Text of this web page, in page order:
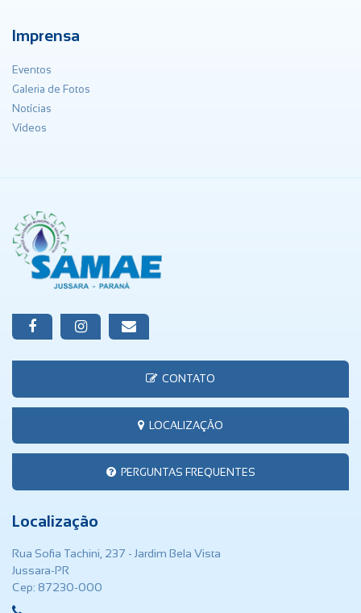
Imprensa
Eventos
Galeria de Fotos
Notícias
Vídeos
CONTATO
LOCALIZAÇÃO
PERGUNTAS FREQUENTES
Localização
Rua Sofia Tachini, 237 - Jardim Bela Vista
Jussara-PR
Cep: 87230-000